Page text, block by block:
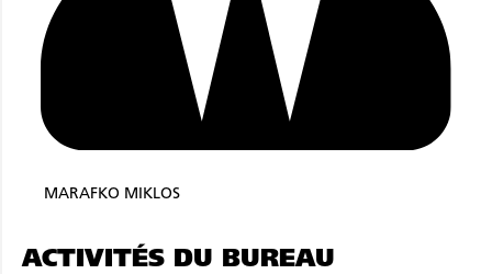
MARAFKO MIKLOS
ACTIVITÉS DU BUREAU